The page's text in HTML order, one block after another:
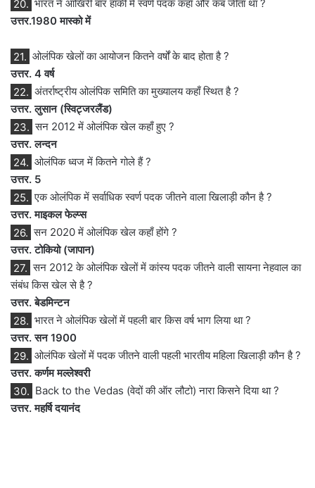
20. भारत ने आखिरी बार हाकी में स्वर्ण पदक कहाँ और कब जीता था ?
उत्तर.1980 मास्को में
21. ओलंपिक खेलों का आयोजन कितने वर्षों के बाद होता है ?
उत्तर. 4 वर्ष
22. अंतर्राष्ट्रीय ओलंपिक समिति का मुख्यालय कहाँ स्थित है ?
उत्तर. लुसान (स्विट्जरलैंड)
23. सन 2012 में ओलंपिक खेल कहाँ हुए ?
उत्तर. लन्दन
24. ओलंपिक ध्वज में कितने गोले हैं ?
उत्तर. 5
25. एक ओलंपिक में सर्वाधिक स्वर्ण पदक जीतने वाला खिलाड़ी कौन है ?
उत्तर. माइकल फेल्प्स
26. सन 2020 में ओलंपिक खेल कहाँ होंगे ?
उत्तर. टोकियो (जापान)
27. सन 2012 के ओलंपिक खेलों में कांस्य पदक जीतने वाली सायना नेहवाल का
संबंध किस खेल से है ?
उत्तर. बेडमिन्टन
28. भारत ने ओलंपिक खेलों में पहली बार किस वर्ष भाग लिया था ?
उत्तर. सन 1900
29. ओलंपिक खेलों में पदक जीतने वाली पहली भारतीय महिला खिलाड़ी कौन है ?
उत्तर. कर्णम मल्लेश्वरी
30. Back to the Vedas (वेदों की ऑर लौटो) नारा किसने दिया था ?
उत्तर. महर्षि दयानंद